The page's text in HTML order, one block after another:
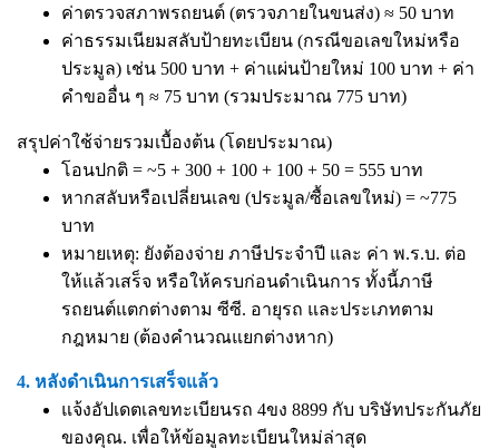
ค่าตรวจสภาพรถยนต์ (ตรวจภายในขนส่ง) ≈ 50 บาท
ค่าธรรมเนียมสลับป้ายทะเบียน (กรณีขอเลขใหม่หรือ
ประมูล) เช่น 500 บาท + ค่าแผ่นป้ายใหม่ 100 บาท + ค่า
คำขออื่น ๆ ≈ 75 บาท (รวมประมาณ 775 บาท)
สรุปค่าใช้จ่ายรวมเบื้องต้น (โดยประมาณ)
โอนปกติ = ~5 + 300 + 100 + 100 + 50 = 555 บาท
หากสลับหรือเปลี่ยนเลข (ประมูล/ซื้อเลขใหม่) = ~775
บาท
หมายเหตุ: ยังต้องจ่าย ภาษีประจำปี และ ค่า พ.ร.บ. ต่อ
ให้แล้วเสร็จ หรือให้ครบก่อนดำเนินการ ทั้งนี้ภาษี
รถยนต์แตกต่างตาม ซีซี. อายุรถ และประเภทตาม
กฎหมาย (ต้องคำนวณแยกต่างหาก)
4. หลังดำเนินการเสร็จแล้ว
แจ้งอัปเดตเลขทะเบียนรถ 4ขง 8899 กับ บริษัทประกันภัย
ของคุณ. เพื่อให้ข้อมูลทะเบียนใหม่ล่าสุด